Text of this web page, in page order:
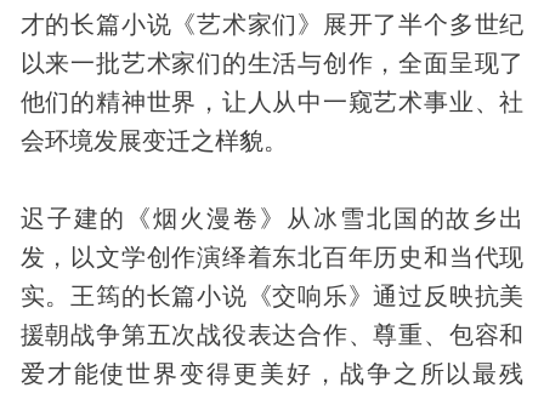
才的长篇小说《艺术家们》展开了半个多世纪
以来一批艺术家们的生活与创作，全面呈现了
他们的精神世界，让人从中一窥艺术事业、社
会环境发展变迁之样貌。
迟子建的《烟火漫卷》从冰雪北国的故乡出
发，以文学创作演绎着东北百年历史和当代现
实。王筠的长篇小说《交响乐》通过反映抗美
援朝战争第五次战役表达合作、尊重、包容和
爱才能使世界变得更美好，战争之所以最残